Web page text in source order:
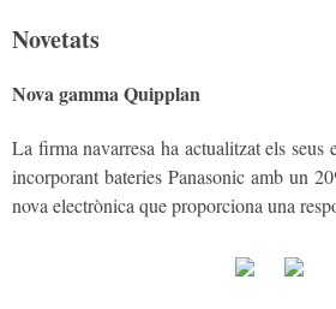
Novetats
Nova gamma Quipplan
La firma navarresa ha actualitzat els seus
incorporant bateries Panasonic amb un
nova electrònica que proporciona una